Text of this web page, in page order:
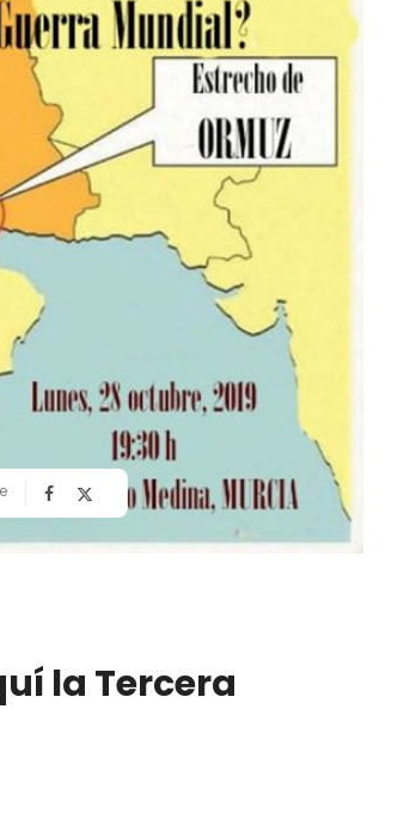
la Tercera